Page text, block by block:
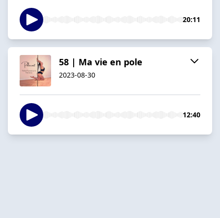
20:11
58 | Ma vie en pole
2023-08-30
12:40